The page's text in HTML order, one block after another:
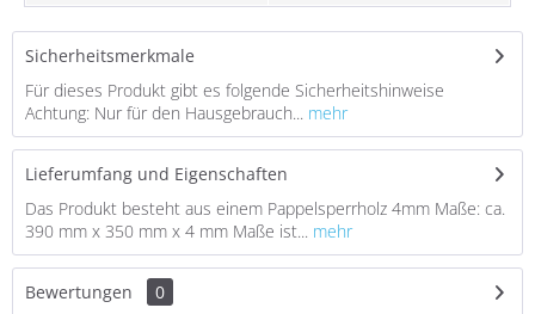
Sicherheitsmerkmale
Für dieses Produkt gibt es folgende Sicherheitshinweise
Achtung: Nur für den Hausgebrauch... mehr
Lieferumfang und Eigenschaften
Das Produkt besteht aus einem Pappelsperrholz 4mm Maße: ca.
390 mm x 350 mm x 4 mm Maße ist... mehr
Bewertungen
0